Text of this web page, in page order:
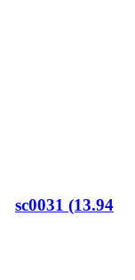
sc0031 (13.94